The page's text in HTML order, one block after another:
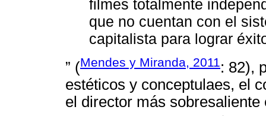
filmes totalmente
que no cuentan con el
capitalista para lograr
” (Mendes y Miranda, 2011: 82),
estéticos y conceptulaes, el
el director más